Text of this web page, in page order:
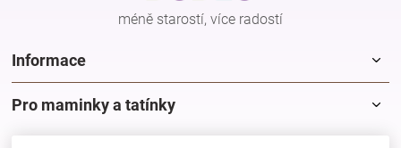
méně starostí, více radostí
Informace
Pro maminky a tatínky